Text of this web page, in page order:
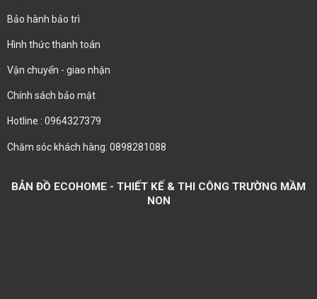
Bảo hành bảo trì
Hình thức thanh toán
Vận chuyển - giao nhận
Chính sách bảo mật
Hotline : 0964327379
Chăm sóc khách hàng: 0898281088
BẢN ĐỒ ECOHOME - THIẾT KẾ & THI CÔNG TRƯỜNG MẦM
NON